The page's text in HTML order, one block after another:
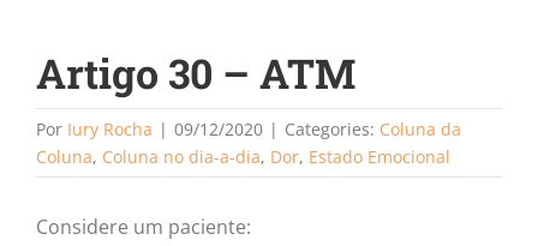
Artigo 30 – ATM
Por Iury Rocha | 09/12/2020 | Categories: Coluna da
Coluna, Coluna no dia-a-dia, Dor, Estado Emocional
Considere um paciente: